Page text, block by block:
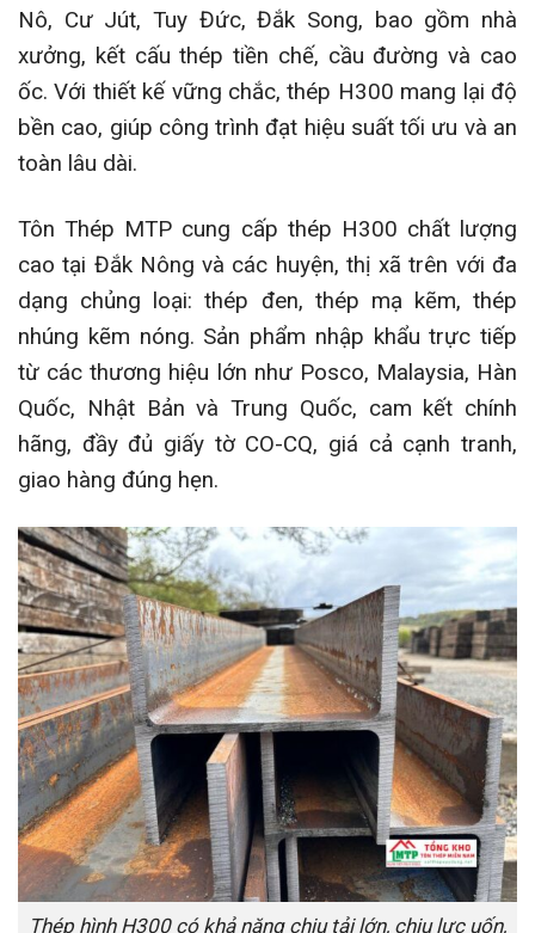
Nô, Cư Jút, Tuy Đức, Đắk Song, bao gồm nhà
xưởng, kết cấu thép tiền chế, cầu đường và cao
ốc. Với thiết kế vững chắc, thép H300 mang lại độ
bền cao, giúp công trình đạt hiệu suất tối ưu và an
toàn lâu dài.
Tôn Thép MTP cung cấp thép H300 chất lượng
cao tại Đắk Nông và các huyện, thị xã trên với đa
dạng chủng loại: thép đen, thép mạ kẽm, thép
nhúng kẽm nóng. Sản phẩm nhập khẩu trực tiếp
từ các thương hiệu lớn như Posco, Malaysia, Hàn
Quốc, Nhật Bản và Trung Quốc, cam kết chính
hãng, đầy đủ giấy tờ CO-CQ, giá cả cạnh tranh,
giao hàng đúng hẹn.
Thép hình H300 có khả năng chịu tải lớn, chịu lực uốn,